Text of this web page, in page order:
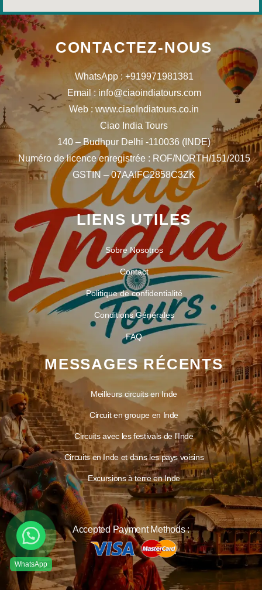
CONTACTEZ-NOUS
WhatsApp : +919971981381
Email : info@ciaoindiatours.com
Web : www.ciaoIndiatours.co.in
Ciao India Tours
140 – Budhpur Delhi -110036 (INDE)
Numéro de licence enregistrée : ROF/NORTH/151/2015
GSTIN – 07AAIFC2858C3ZK
LIENS UTILES
Sobre Nosotros
Contact
Politique de confidentialité
Conditions Générales
FAQ
MESSAGES RÉCENTS
Meilleurs circuits en Inde
Circuit en groupe en Inde
Circuits avec les festivals de l’Inde
Circuits en Inde et dans les pays voisins
Excursions à terre en Inde
Accepted Payment Methods :